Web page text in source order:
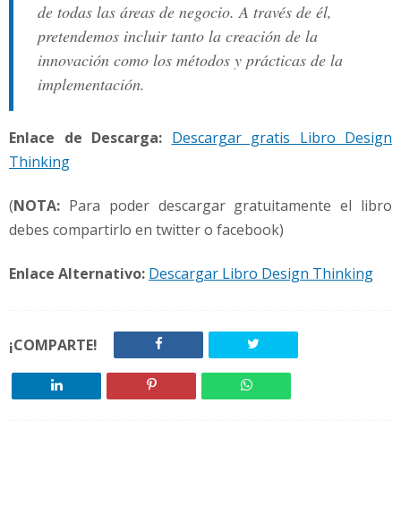
de todas las áreas de negocio. A través de él,
pretendemos incluir tanto la creación de la
innovación como los métodos y prácticas de la
implementación.
Enlace de Descarga: Descargar gratis Libro Design
Thinking
(NOTA: Para poder descargar gratuitamente el libro
debes compartirlo en twitter o facebook)
Enlace Alternativo: Descargar Libro Design Thinking
¡COMPARTE!